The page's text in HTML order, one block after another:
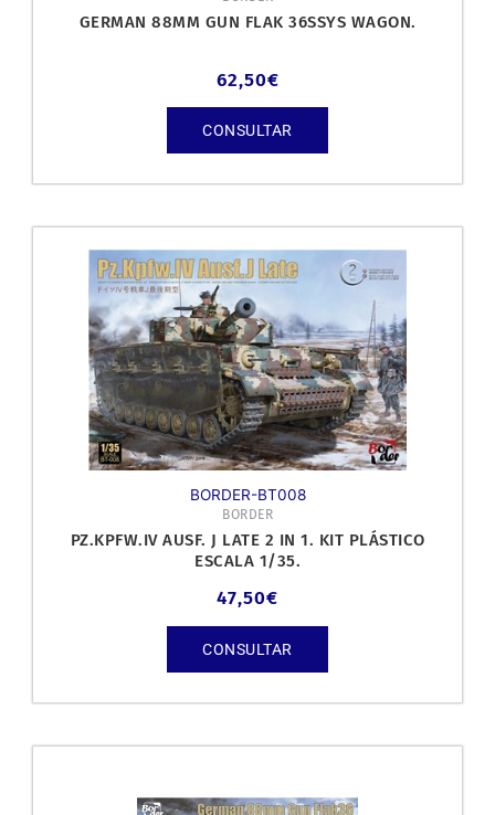
GERMAN 88MM GUN FLAK 36SSYS WAGON.
62,50€
CONSULTAR
BORDER-BT008
BORDER
PZ.KPFW.IV AUSF. J LATE 2 IN 1. KIT PLÁSTICO
ESCALA 1/35.
47,50€
CONSULTAR